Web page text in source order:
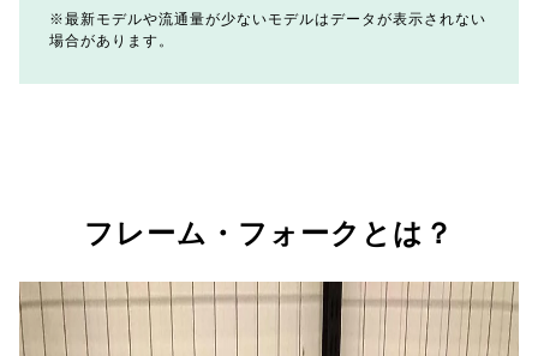
最新モデルや流通量が少ないモデルはデータが表示されない
場合があります。
フレーム・フォークとは？